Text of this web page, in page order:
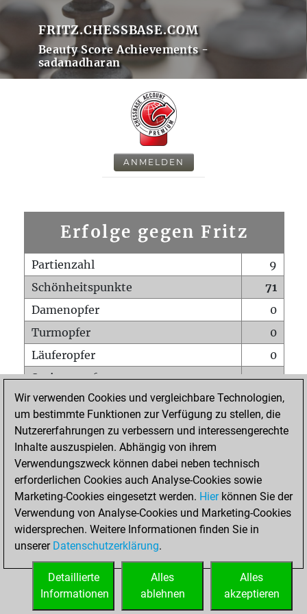
FRITZ.CHESSBASE.COM
Beauty Score Achievements -
sadanadharan
ANMELDEN
Erfolge gegen Fritz
Partienzahl
9
Schönheitspunkte
71
Damenopfer
0
Turmopfer
0
Läuferopfer
0
Springeropfer
0
Bauernopfer
1
Matt auf vollem Brett
0
Bauer setzt Matt
Erstickte Matts
Unterverwandlungen
0
Türme auf der siebten
0
STARTSEITE
Wir verwenden Cookies und vergleichbare Technologien,
um bestimmte Funktionen zur Verfügung zu stellen, die
Nutzererfahrungen zu verbessern und interessengerechte
Inhalte auszuspielen. Abhängig von ihrem
Verwendungszweck können dabei neben technisch
erforderlichen Cookies auch Analyse-Cookies sowie
Marketing-Cookies eingesetzt werden. Hierkönnen Sie der
Verwendung von Analyse-Cookies und Marketing-Cookies
widersprechen. Weitere Informationen finden Sie in
unserer Datenschutzerklärung.
Alles
akzeptieren
Alles
ablehnen
Detaillierte
Informationen